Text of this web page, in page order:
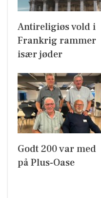
Antireligiøs vold i
Frankrig rammer
især jøder
Godt 200 var med
på Plus-Oase